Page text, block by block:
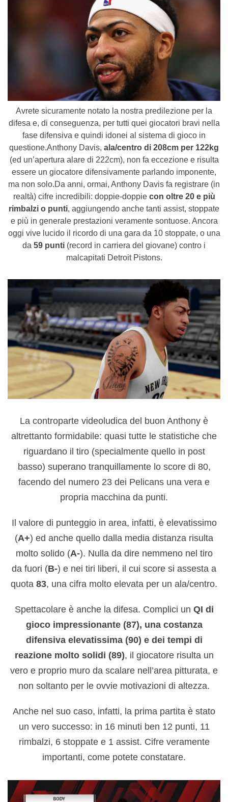
Avrete sicuramente notato la nostra predilezione per la
difesa e, di conseguenza, per tutti quei giocatori bravi nella
fase difensiva e quindi idonei al sistema di gioco in
questione.Anthony Davis, ala/centro di 208cm per 122kg
(ed un’apertura alare di 222cm), non fa eccezione e risulta
essere un giocatore difensivamente parlando imponente,
ma non solo.Da anni, ormai, Anthony Davis fa registrare (in
realtà) cifre incredibili: doppie-doppie con oltre 20 e più
rimbalzi o punti, aggiungendo anche tanti assist, stoppate
e più in generale prestazioni veramente sontuose. Ancora
oggi vive lucido il ricordo di una gara da 10 stoppate, o una
da 59 punti (record in carriera del giovane) contro i
malcapitati Detroit Pistons.
La controparte videoludica del buon Anthony è
altrettanto formidabile: quasi tutte le statistiche che
riguardano il tiro (specialmente quello in post
basso) superano tranquillamente lo score di 80,
facendo del numero 23 dei Pelicans una vera e
propria macchina da punti.
Il valore di punteggio in area, infatti, è elevatissimo
(A+) ed anche quello dalla media distanza risulta
molto solido (A-). Nulla da dire nemmeno nel tiro
da fuori (B-) e nei tiri liberi, il cui score si assesta a
quota 83, una cifra molto elevata per un ala/centro.
Spettacolare è anche la difesa. Complici un QI di
gioco impressionante (87), una costanza
difensiva elevatissima (90) e dei tempi di
reazione molto solidi (89), il giocatore risulta un
vero e proprio muro da scalare nell’area pitturata, e
non soltanto per le ovvie motivazioni di altezza.
Anche nel suo caso, infatti, la prima partita è stato
un vero successo: in 16 minuti ben 12 punti, 11
rimbalzi, 6 stoppate e 1 assist. Cifre veramente
importanti, come potete constatare.